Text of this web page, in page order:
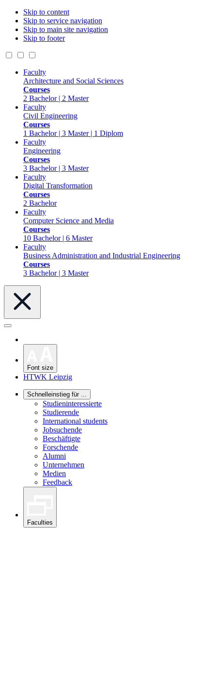
Skip to content
Skip to service navigation
Skip to main site navigation
Skip to footer
Faculty
Architecture and Social Sciences
Courses
2 Bachelor | 2 Master
Faculty
Civil Engineering
Courses
1 Bachelor | 3 Master | 1 Diplom
Faculty
Engineering
Courses
3 Bachelor | 3 Master
Faculty
Digital Transformation
Courses
2 Bachelor
Faculty
Computer Science and Media
Courses
10 Bachelor | 6 Master
Faculty
Business Administration and Industrial Engineering
Courses
3 Bachelor | 3 Master
Font size
HTWK Leipzig
Schnelleinstieg für ...
Studieninteressierte
Studierende
International students
Jobsuchende
Beschäftigte
Forschende
Alumni
Unternehmen
Medien
Feedback
Faculties